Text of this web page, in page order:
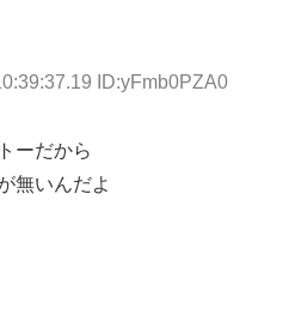
ID:yFmb0PZA0
ーだから
無いんだよ